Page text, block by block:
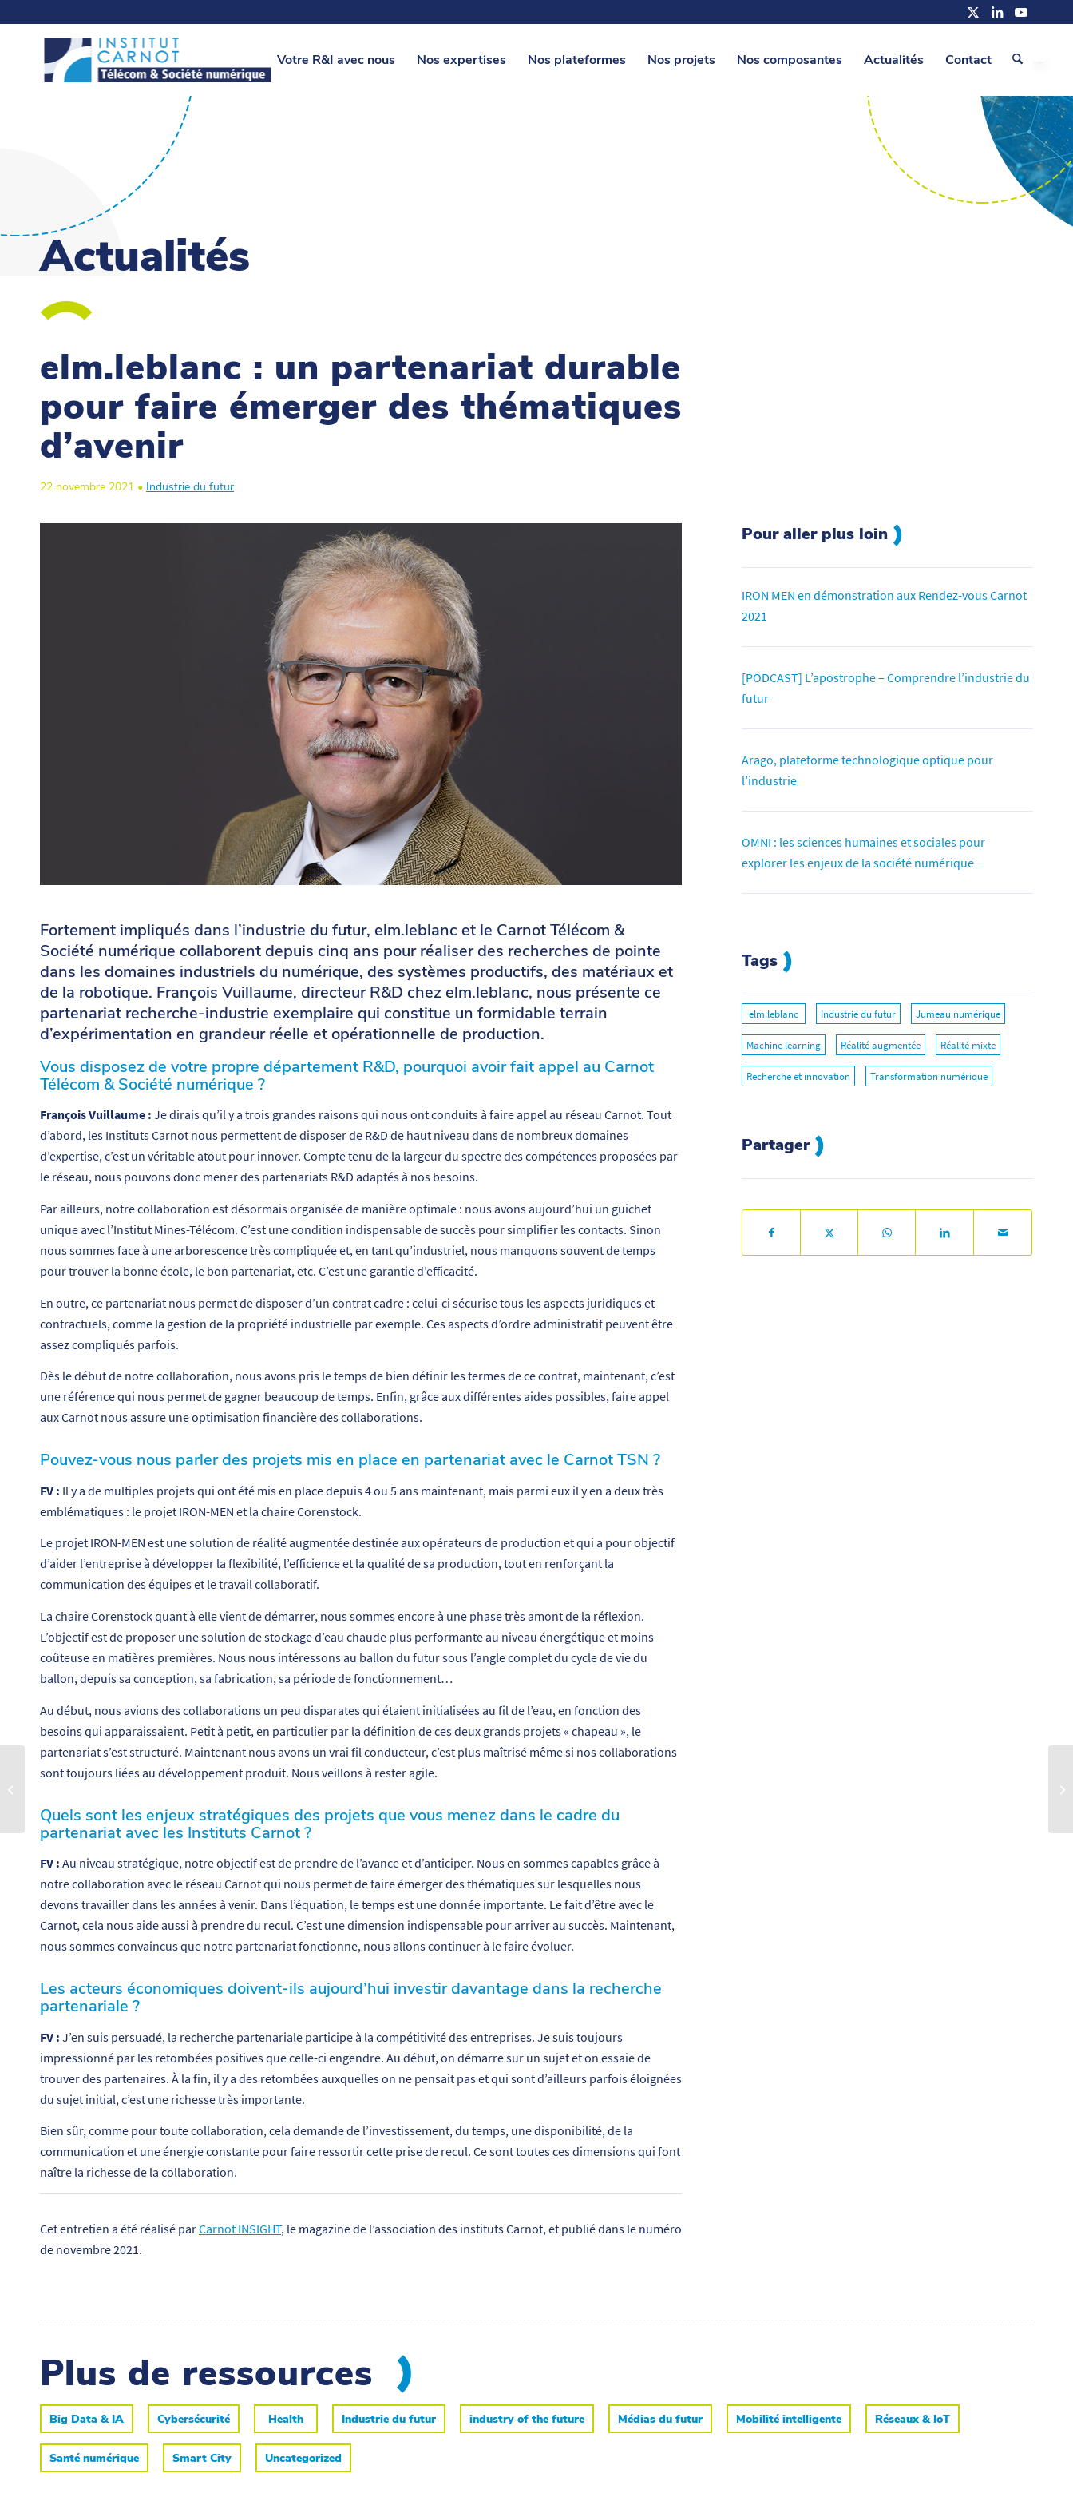
Votre R&I avec nous Nos expertises Nos plateformes Nos projets Nos composantes Actualités Contact
Actualités
elm.leblanc : un partenariat durable
pour faire émerger des thématiques
d’avenir
22 novembre 2021 • Industrie du futur
Fortement impliqués dans l’industrie du futur, elm.leblanc et le Carnot Télécom &
Société numérique collaborent depuis cinq ans pour réaliser des recherches de pointe
dans les domaines industriels du numérique, des systèmes productifs, des matériaux et
de la robotique. François Vuillaume, directeur R&D chez elm.leblanc, nous présente ce
partenariat recherche-industrie exemplaire qui constitue un formidable terrain
d’expérimentation en grandeur réelle et opérationnelle de production.
Vous disposez de votre propre département R&D, pourquoi avoir fait appel au Carnot
Télécom & Société numérique ?
François Vuillaume : Je dirais qu’il y a trois grandes raisons qui nous ont conduits à faire appel au réseau Carnot. Tout
d’abord, les Instituts Carnot nous permettent de disposer de R&D de haut niveau dans de nombreux domaines
d’expertise, c’est un véritable atout pour innover. Compte tenu de la largeur du spectre des compétences proposées par
le réseau, nous pouvons donc mener des partenariats R&D adaptés à nos besoins.
Par ailleurs, notre collaboration est désormais organisée de manière optimale : nous avons aujourd’hui un guichet
unique avec l’Institut Mines-Télécom. C’est une condition indispensable de succès pour simplifier les contacts. Sinon
nous sommes face à une arborescence très compliquée et, en tant qu’industriel, nous manquons souvent de temps
pour trouver la bonne école, le bon partenariat, etc. C’est une garantie d’efficacité.
En outre, ce partenariat nous permet de disposer d’un contrat cadre : celui-ci sécurise tous les aspects juridiques et
contractuels, comme la gestion de la propriété industrielle par exemple. Ces aspects d’ordre administratif peuvent être
assez compliqués parfois.
Dès le début de notre collaboration, nous avons pris le temps de bien définir les termes de ce contrat, maintenant, c’est
une référence qui nous permet de gagner beaucoup de temps. Enfin, grâce aux différentes aides possibles, faire appel
aux Carnot nous assure une optimisation financière des collaborations.
Pouvez-vous nous parler des projets mis en place en partenariat avec le Carnot TSN ?
FV : Il y a de multiples projets qui ont été mis en place depuis 4 ou 5 ans maintenant, mais parmi eux il y en a deux très
emblématiques : le projet IRON-MEN et la chaire Corenstock.
Le projet IRON-MEN est une solution de réalité augmentée destinée aux opérateurs de production et qui a pour objectif
d’aider l’entreprise à développer la flexibilité, l’efficience et la qualité de sa production, tout en renforçant la
communication des équipes et le travail collaboratif.
La chaire Corenstock quant à elle vient de démarrer, nous sommes encore à une phase très amont de la réflexion.
L’objectif est de proposer une solution de stockage d’eau chaude plus performante au niveau énergétique et moins
coûteuse en matières premières. Nous nous intéressons au ballon du futur sous l’angle complet du cycle de vie du
ballon, depuis sa conception, sa fabrication, sa période de fonctionnement…
Au début, nous avions des collaborations un peu disparates qui étaient initialisées au fil de l’eau, en fonction des
besoins qui apparaissaient. Petit à petit, en particulier par la définition de ces deux grands projets « chapeau », le
partenariat s’est structuré. Maintenant nous avons un vrai fil conducteur, c’est plus maîtrisé même si nos collaborations
sont toujours liées au développement produit. Nous veillons à rester agile.
Quels sont les enjeux stratégiques des projets que vous menez dans le cadre du
partenariat avec les Instituts Carnot ?
FV : Au niveau stratégique, notre objectif est de prendre de l’avance et d’anticiper. Nous en sommes capables grâce à
notre collaboration avec le réseau Carnot qui nous permet de faire émerger des thématiques sur lesquelles nous
devons travailler dans les années à venir. Dans l’équation, le temps est une donnée importante. Le fait d’être avec le
Carnot, cela nous aide aussi à prendre du recul. C’est une dimension indispensable pour arriver au succès. Maintenant,
nous sommes convaincus que notre partenariat fonctionne, nous allons continuer à le faire évoluer.
Les acteurs économiques doivent-ils aujourd’hui investir davantage dans la recherche
partenariale ?
FV : J’en suis persuadé, la recherche partenariale participe à la compétitivité des entreprises. Je suis toujours
impressionné par les retombées positives que celle-ci engendre. Au début, on démarre sur un sujet et on essaie de
trouver des partenaires. À la fin, il y a des retombées auxquelles on ne pensait pas et qui sont d’ailleurs parfois éloignées
du sujet initial, c’est une richesse très importante.
Bien sûr, comme pour toute collaboration, cela demande de l’investissement, du temps, une disponibilité, de la
communication et une énergie constante pour faire ressortir cette prise de recul. Ce sont toutes ces dimensions qui font
naître la richesse de la collaboration.
Cet entretien a été réalisé parCarnot INSIGHT, le magazine de l’association des instituts Carnot, et publié dans le numéro
de novembre 2021.
Pour aller plus loin
IRON MEN en démonstration aux Rendez-vous Carnot
2021
[PODCAST] L’apostrophe – Comprendre l’industrie du
futur
Arago, plateforme technologique optique pour
l’industrie
OMNI : les sciences humaines et sociales pour
explorer les enjeux de la société numérique
Tags
elm.leblanc Industrie du futur Jumeau numérique
Machine learning Réalité augmentée Réalité mixte
Recherche et innovation Transformation numérique
Partager
Plus de ressources
Big Data & IA Cybersécurité Health Industrie du futur industry of the future Médias du futur Mobilité intelligente Réseaux & IoT
Santé numérique Smart City Uncategorized
IRON MEN en